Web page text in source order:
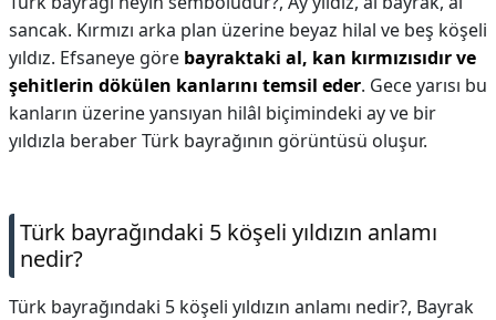
sancak. Kırmızı arka plan üzerine beyaz hilal ve beş köşeli
yıldız. Efsaneye göre bayraktaki al, kan kırmızısıdır ve
şehitlerin dökülen kanlarını temsil eder. Gece yarısı bu
kanların üzerine yansıyan hilâl biçimindeki ay ve bir
yıldızla beraber Türk bayrağının görüntüsü oluşur.
Türk bayrağındaki 5 köşeli yıldızın anlamı
nedir?
Türk bayrağındaki 5 köşeli yıldızın anlamı nedir?, Bayrak